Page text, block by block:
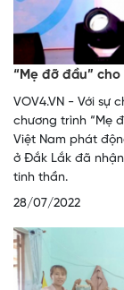
“Mẹ đỡ đầu”
VOV4.VN - Với sự
chương trình “Mẹ
Việt Nam phát
ở Đắk Lắk đã
tinh thần.
28/07/2022